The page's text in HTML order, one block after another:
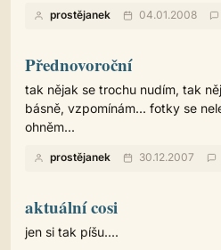
prostějanek 04.01.2008
Přednovoroční
tak nějak se trochu nudím, tak
básně, vzpomínám... fotky se
ohněm...
prostějanek 30.12.2007
aktuální cosi
jen si tak píšu....